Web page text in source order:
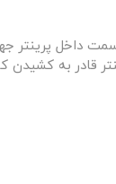
داخل پرینتر
به کشیدن